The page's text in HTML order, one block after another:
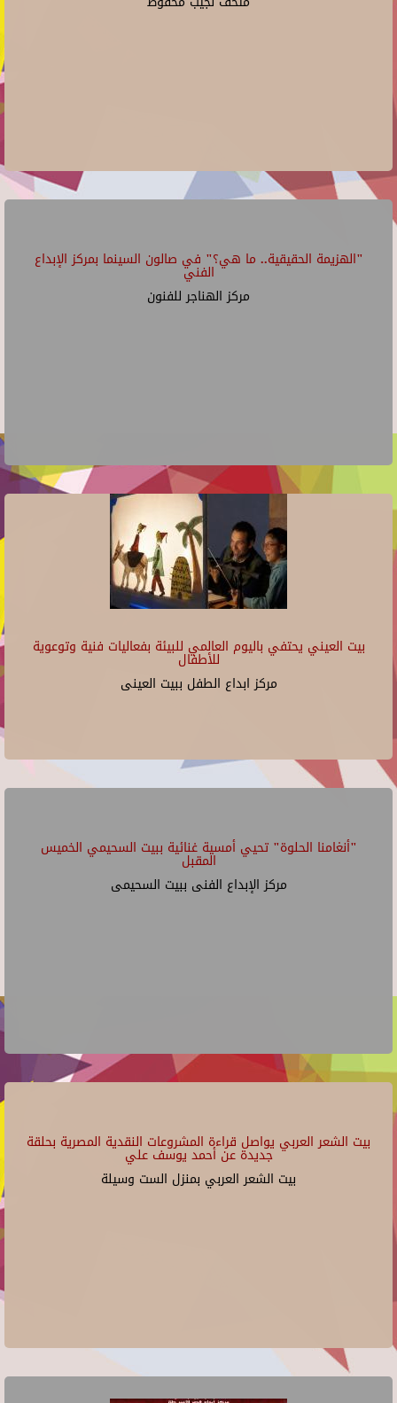
"الهزيمة الحقيقية.. ما هي؟" في صالون السينما بمركز الإبداع
الفني
مركز الهناجر للفنون
بيت العيني يحتفي باليوم العالمي للبيئة بفعاليات فنية وتوعوية
للأطفال
مركز ابداع الطفل ببيت العينى
"أنغامنا الحلوة" تحيي أمسية غنائية ببيت السحيمي الخميس
المقبل
مركز الإبداع الفنى ببيت السحيمى
بيت الشعر العربي يواصل قراءة المشروعات النقدية المصرية بحلقة
جديدة عن أحمد يوسف علي
بيت الشعر العربي بمنزل الست وسيلة